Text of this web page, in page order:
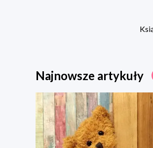
Najnowsze artykuły